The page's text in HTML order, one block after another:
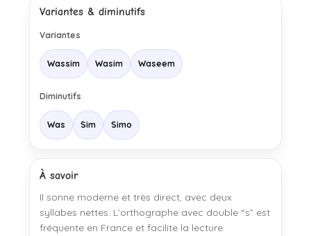
Variantes & diminutifs
Variantes
Wassim Wasim Waseem
Diminutifs
Was Sim Simo
À savoir
Il sonne moderne et très direct, avec deux
syllabes nettes. L’orthographe avec double “s” est
fréquente en France et facilite la lecture.